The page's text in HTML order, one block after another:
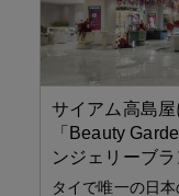
スターツ タイ